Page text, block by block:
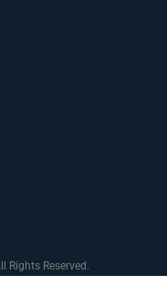
Reserved.